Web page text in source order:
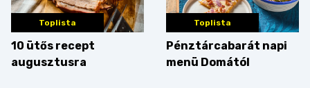
Toplista
10 ütős recept
augusztusra
Toplista
Pénztárcabarát napi
menü Domától